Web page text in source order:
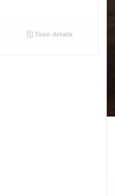
Toon details